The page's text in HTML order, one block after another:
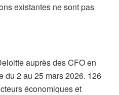
existantes ne sont pas
auprès des CFO en
du 2 au 25 mars 2026. 126
économiques et